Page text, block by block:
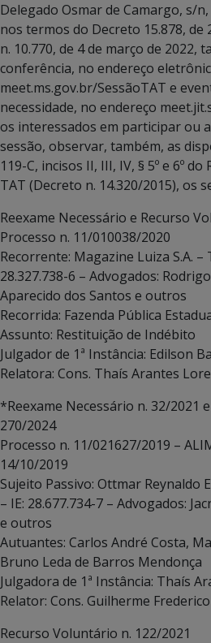
Delegado Osmar de Camargo, s/
nos termos do Decreto 15.878, de
n. 10.770, de 4 de março de 2022,
conferência, no endereço
meet.ms.gov.br/SessãoTAT e
necessidade, no endereço
os interessados em participar ou
sessão, observar, também, as
119-C, incisos II, III, IV, § 5º e 6º
TAT (Decreto n. 14.320/2015), os
Reexame Necessário e Recurso
Processo n. 11/010038/2020
Recorrente: Magazine Luiza S.A. –
28.327.738-6 – Advogados:
Aparecido dos Santos e outros
Recorrida: Fazenda Pública
Assunto: Restituição de Indébito
Julgador de 1ª Instância: Edilson
Relatora: Cons. Thaís Arantes
*Reexame Necessário n. 32/2021
270/2024
Processo n. 11/021627/2019 –
14/10/2019
Sujeito Passivo: Ottmar Reynaldo
– IE: 28.677.734-7 – Advogados:
e outros
Autuantes: Carlos André Costa,
Bruno Leda de Barros Mendonça
Julgadora de 1ª Instância: Thaís
Relator: Cons. Guilherme
Recurso Voluntário n. 122/2021